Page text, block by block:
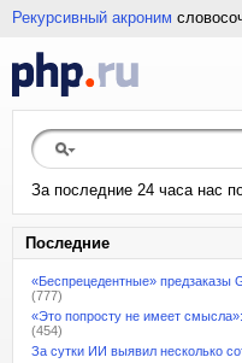
Рекурсивный акроним
За последние 24 часа нас
Последние
«Беспрецедентные» предзаказы
(777)
«Это попросту не имеет смысла»:
(454)
За сутки ИИ выявил несколько